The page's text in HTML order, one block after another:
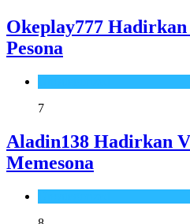
Okeplay777
Pesona
7
Aladin138 Hadirkan
Memesona